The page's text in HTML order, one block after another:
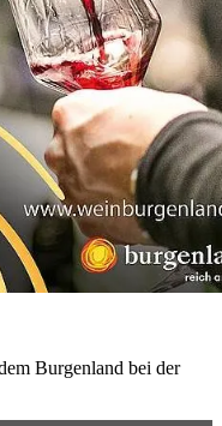
Burgenland bei der